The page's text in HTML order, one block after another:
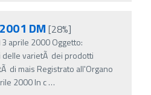
DM [28%]
aprile 2000 Oggetto:
delle varietÃ dei prodotti
di mais Registrato all'Organo
2000 In c…